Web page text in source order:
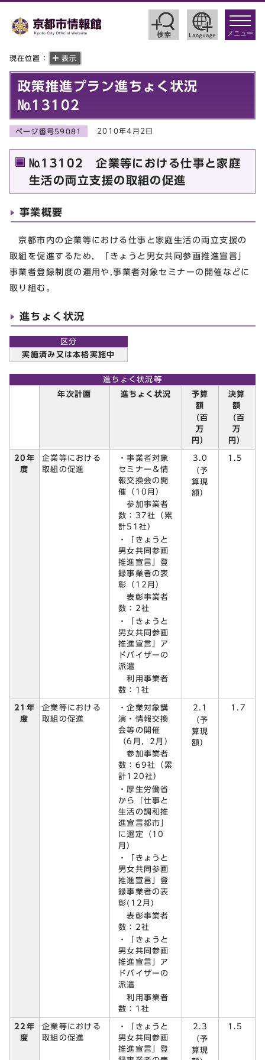
toggle
メニュー
現在位置： 表示
政策推進プラン進ちょく状況
№13102
ページ番号59081 2010年4月2日
№13102 企業等における仕事と家庭
生活の両立支援の取組の促進
事業概要
京都市内の企業等における仕事と家庭生活の両立支援の
取組を促進するため，「きょうと男女共同参画推進宣言」
事業者登録制度の運用や,事業者対象セミナーの開催などに
取り組む。
進ちょく状況
区分
実施済み又は本格実施中
進ちょく状況等
年次計画
進ちょく状況
予算
額
（百
万
円）
決算
額
（百
万
円）
20年
度
企業等における
取組の促進
・事業者対象
セミナー＆情
報交換会の開
催（10月）
参加事業者
数：37社（累
計51社）
・「きょうと
男女共同参画
推進宣言」登
録事業者の表
彰（12月）
表彰事業者
数：2社
・「きょうと
男女共同参画
推進宣言」ア
ドバイザーの
派遣
利用事業者
数：1社
3.0
（予
算現
額）
1.5
21年
度
企業等における
取組の促進
・企業対象講
演・情報交換
会等の開催
（6月，2月）
参加事業者
数：69社（累
計120社）
・厚生労働省
から「仕事と
生活の調和推
進宣言都市」
に選定（10
月）
・「きょうと
男女共同参画
推進宣言」登
録事業者の表
彰(12月)
表彰事業者
数：2社
・「きょうと
男女共同参画
推進宣言」ア
ドバイザーの
派遣
利用事業者
数：1社
2.1
（予
算現
額）
1.7
22年
度
企業等における
取組の促進
・「きょうと
男女共同参画
推進宣言」登
2.3
（予
算現
1.5